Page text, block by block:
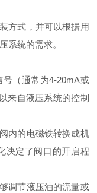
式，并可以根据用
系统的需求。
（通常为4-20mA或
来自液压系统的控制
内的电磁铁转换成机
决定了阀口的开启程
调节液压油的流量或